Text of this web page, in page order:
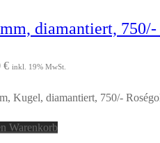
diamantiert, 750/-
€ inkl. 19% MwSt.
Kugel, diamantiert, 750/-
Warenkorb